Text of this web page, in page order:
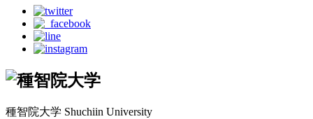
種智院大学 Shuchiin University